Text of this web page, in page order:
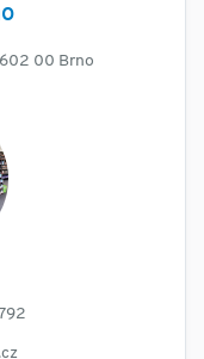
00 Brno